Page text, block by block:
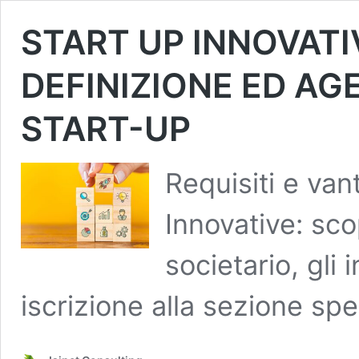
START UP
DEFINIZIONE ED
START-UP
Requisiti e
Innovative:
societario, gli
iscrizione alla sezione